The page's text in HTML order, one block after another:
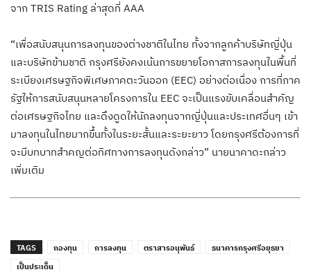
จาก TRIS Rating ล่าสุดที่ AAA
“เพื่อสนับสนุนการลงทุนของต่างชาติในไทย ทั้งจากลูกค้าบริษัทญี่ปุ่น
และบริษัทข้ามชาติ กรุงศรียังคงเน้นการขยายโอกาสการลงทุนในพื้นที่
ระเบียงเศรษฐกิจพิเศษภาคตะวันออก (EEC) อย่างต่อเนื่อง การที่ภาค
รัฐให้การสนับสนุนหลายโครงการใน EEC จะเป็นแรงขับเคลื่อนสำคัญ
ต่อเศรษฐกิจไทย และดึงดูดให้นักลงทุนจากญี่ปุ่นและประเทศอื่นๆ เข้า
มาลงทุนในไทยมากขึ้นทั้งในระยะสั้นและระยะยาว โดยกรุงศรีต้องการที่
จะมีบทบาทสำคญต่อทิศทางการลงทุนดังกล่าว” นายนาคาดะกล่าว
เพิ่มเติม
TAGS กองทุน การลงทุน ตราสารอนุพันธ์
ธนาคารกรุงศรีอยุธยา
เป็นประเด็น